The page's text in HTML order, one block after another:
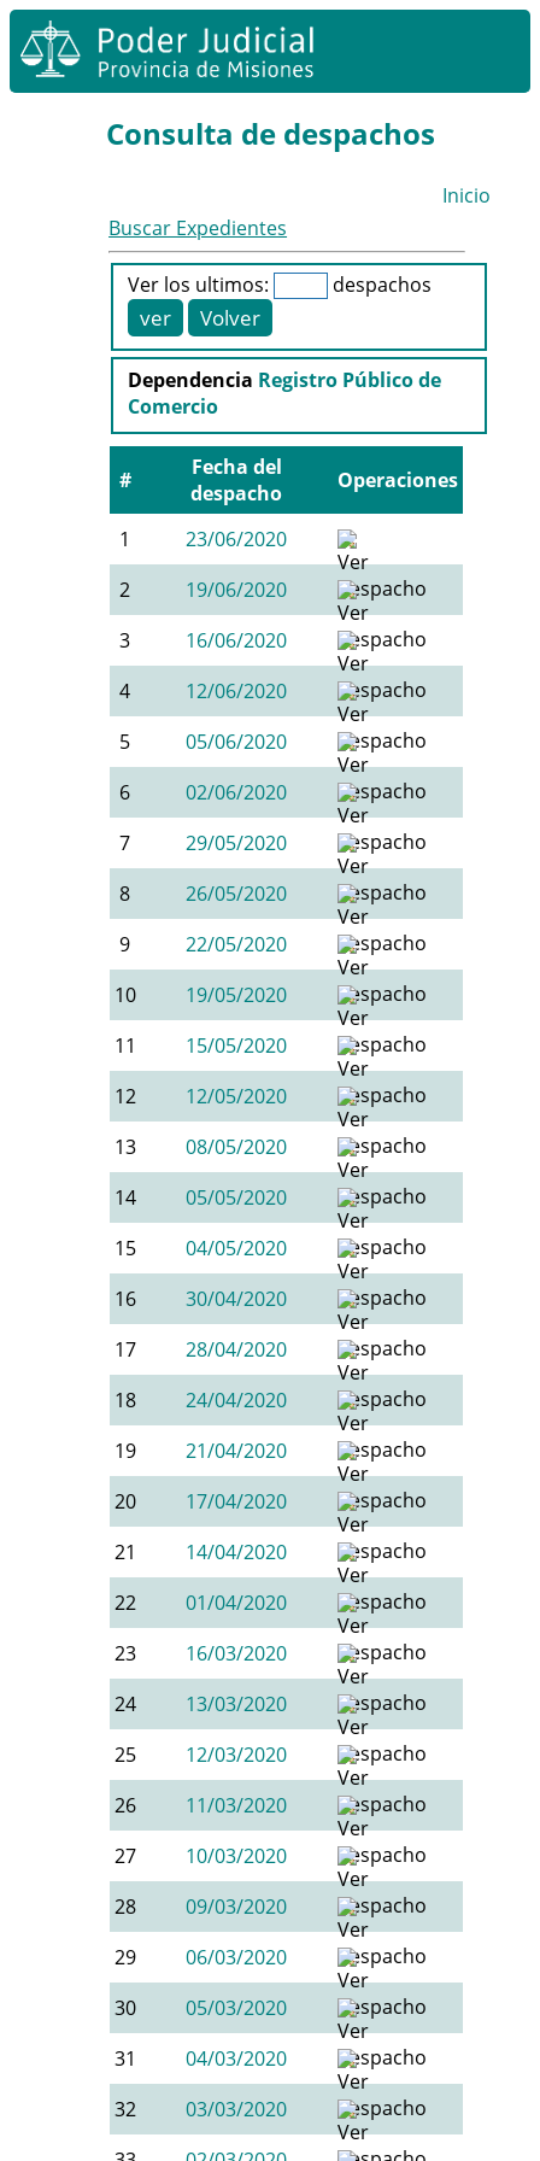
Consulta de despachos
Inicio
Buscar Expedientes
Ver los ultimos: despachos
Dependencia Registro Público de
Comercio
#
Fecha del
despacho
Operaciones
1
23/06/2020
2
19/06/2020
3
16/06/2020
4
12/06/2020
5
05/06/2020
6
02/06/2020
7
29/05/2020
8
26/05/2020
9
22/05/2020
10
19/05/2020
11
15/05/2020
12
12/05/2020
13
08/05/2020
14
05/05/2020
15
04/05/2020
16
30/04/2020
17
28/04/2020
18
24/04/2020
19
21/04/2020
20
17/04/2020
21
14/04/2020
22
01/04/2020
23
16/03/2020
24
13/03/2020
25
12/03/2020
26
11/03/2020
27
10/03/2020
28
09/03/2020
29
06/03/2020
30
05/03/2020
31
04/03/2020
32
03/03/2020